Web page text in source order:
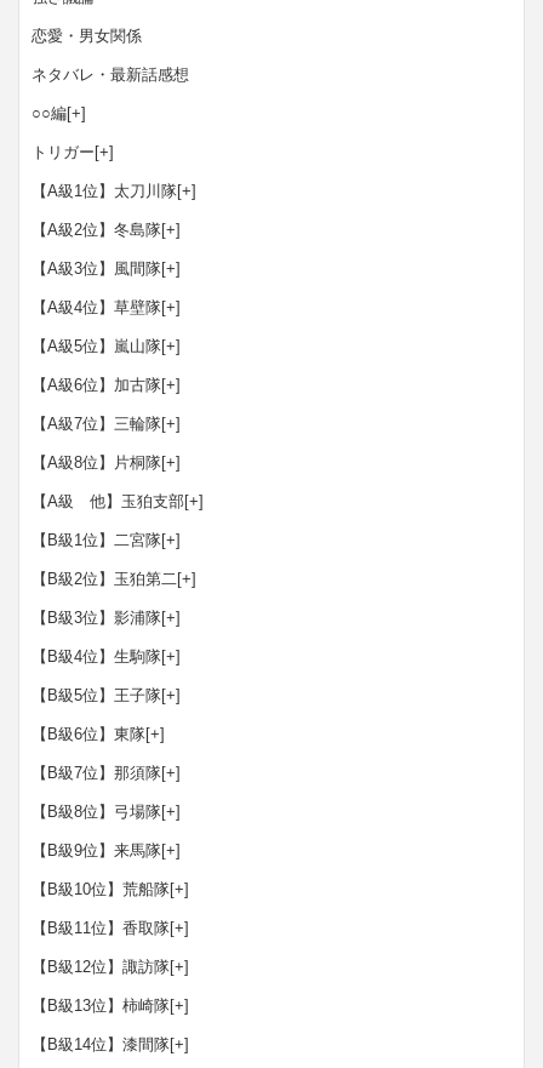
恋愛・男女関係
ネタバレ・最新話感想
○○編[+]
トリガー [+]
【A級1位】太刀川隊[+]
【A級2位】冬島隊[+]
【A級3位】風間隊[+]
【A級4位】草壁隊[+]
【A級5位】嵐山隊[+]
【A級6位】加古隊[+]
【A級7位】三輪隊[+]
【A級8位】片桐隊[+]
【A級 他】玉狛支部[+]
【B級1位】二宮隊[+]
【B級2位】玉狛第二[+]
【B級3位】影浦隊[+]
【B級4位】生駒隊[+]
【B級5位】王子隊[+]
【B級6位】東隊[+]
【B級7位】那須隊[+]
【B級8位】弓場隊[+]
【B級9位】来馬隊[+]
【B級10位】荒船隊[+]
【B級11位】香取隊[+]
【B級12位】諏訪隊[+]
【B級13位】柿崎隊[+]
【B級14位】漆間隊[+]